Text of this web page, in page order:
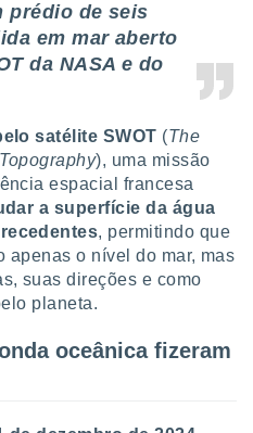
prédio de seis
em mar aberto
da NASA e do
satélite SWOT (The
), uma missão
espacial francesa
a superfície da água
, permitindo que
apenas o nível do mar, mas
suas direções e como
planeta.
oceânica fizeram